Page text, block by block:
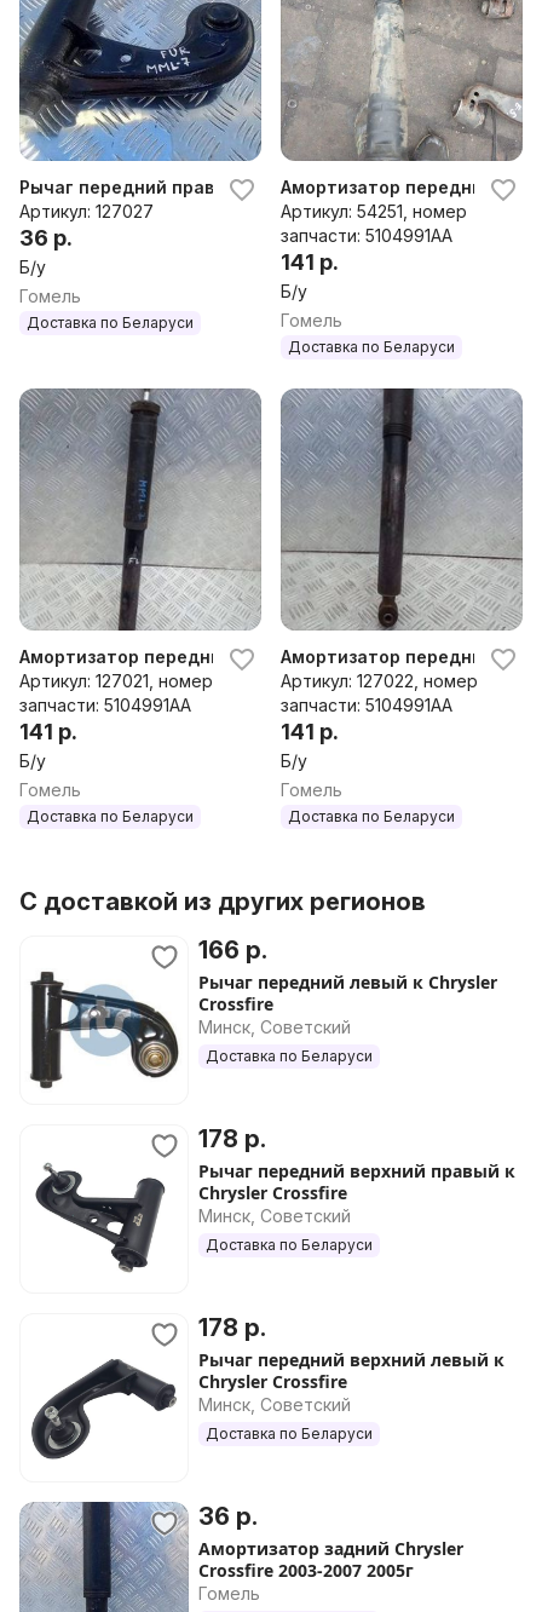
Рычаг передний правый Chrysler Crossfire 2003-2007
Артикул: 127027
36 р.
Б/у
Гомель
Доставка по Беларуси
Амортизатор передний
Артикул: 54251, номер
запчасти: 5104991AA
141 р.
Б/у
Гомель
Доставка по Беларуси
Амортизатор передний левый Chrysler Crossfire 2003-
Артикул: 127021, номер
запчасти: 5104991AA
141 р.
Б/у
Гомель
Доставка по Беларуси
Амортизатор передний
Артикул: 127022, номер
запчасти: 5104991AA
141 р.
Б/у
Гомель
Доставка по Беларуси
С доставкой из других регионов
166 р.
Рычаг передний левый к Chrysler
Crossfire
Минск, Советский
Доставка по Беларуси
178 р.
Рычаг передний верхний правый к
Chrysler Crossfire
Минск, Советский
Доставка по Беларуси
178 р.
Рычаг передний верхний левый к
Chrysler Crossfire
Минск, Советский
Доставка по Беларуси
36 р.
Амортизатор задний Chrysler
Crossfire 2003-2007 2005г
Гомель